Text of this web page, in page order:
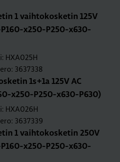
1 vaih­to­kos­ke­tin 125V
P160-x250-P250-x630-
HXA025H
3637338
1s+1a 125V AC
x250-P250-x630-P630)
HXA026H
3637339
1 vaih­to­kos­ke­tin 250V
P160-x250-P250-x630-